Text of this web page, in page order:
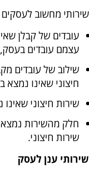
שירותי מחשוב
עובדים של קבלן
עצמם עובדים
שילוב של עובדים
חיצוני שאינו
שירות חיצוני
חלק מהשירות נמצא
שירות חיצוני.
שירותי ענן לעסק